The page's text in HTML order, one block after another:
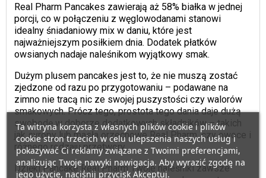
Real Pharm Pancakes zawierają aż 58% białka w jednej
porcji, co w połączeniu z węglowodanami stanowi
idealny śniadaniowy mix w daniu, które jest
najważniejszym posiłkiem dnia. Dodatek płatków
owsianych nadaje naleśnikom wyjątkowy smak.
Dużym plusem pancakes jest to, że nie muszą zostać
zjedzone od razu po przygotowaniu – podawane na
zimno nie tracą nic ze swojej puszystości czy walorów
smakowych. Prócz tego, prostota tego dania daje dużą
swobodę w doborze dodatkowych składników – takich
jak syropy lub masła orzechowe Real Pharm, czy owoce i
różnego rodzaju przetwory.
Dzięki Pancake Real Pharm Twoje naleśniki zawsze
Ta witryna korzysta z własnych plików cookie i plików
cookie stron trzecich w celu ulepszenia naszych usług i
pokazywać Ci reklamy związane z Twoimi preferencjami,
analizując Twoje nawyki nawigacja. Aby wyrazić zgodę na
jego użycie, naciśnij przycisk Akceptuj.